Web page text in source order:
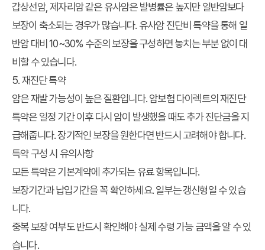
갑상선암, 제자리암 같은 유사암은발병률은 높지만 일반암보다
보장이 축소되는 경우가 많습니다. 유사암 진단비 특약을 통해 일
반암 대비 10~30% 수준의 보장을 구성하면 놓치는 부분 없이 대
비할 수 있습니다.
5. 재진단 특약
암은 재발 가능성이 높은 질환입니다.암보험 다이렉트의 재진단
특약은 일정 기간 이후다시 암이 발생했을 때도 추가 진단금을 지
급해줍니다. 장기적인 보장을 원한다면 반드시 고려해야 합니다.
특약 구성 시 유의사항
모든 특약은기본계약에 추가되는 유료 항목입니다.
보장기간과 납입기간을 꼭 확인하세요. 일부는 갱신형일 수 있습
니다.
중복 보장 여부도 반드시 확인해야 실제 수령 가능 금액을 알 수 있
습니다.